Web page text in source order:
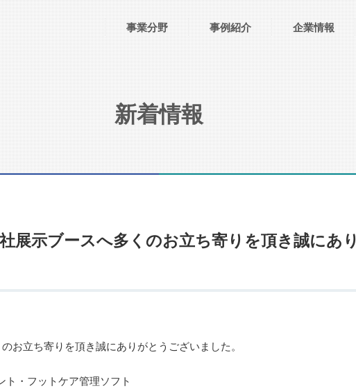
事業分野 事例紹介 企業情報
新着情報
展示ブースへ多くのお立ち寄りを頂き誠にあり
お立ち寄りを頂き誠にありがとうございました。
・フットケア管理ソフト